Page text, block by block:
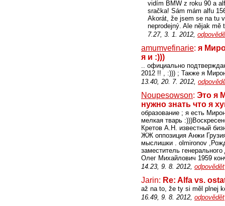
vidím BMW z roku 90 a
sračka! Sám mám alfu
Akorát, že jsem se na tu
neprodejný. Ale nějak mě
7.27, 3. 1. 2012,
amumvefinarie: я
я и :)))
.. официально
2012 !! , :))) ; Также я
13.40, 20. 7. 2012,
Noupesowson: Это я
нужно знать что я
образование ; я есть
мелкая тварь
Кретов А.Н. известный
ЖЖ оппозиция Анжи
мыслишки . olmironov
заместитель
Олег Михайлович 1959
14.23, 9. 8. 2012, odpovědět
Jarin: Re: Alfa vs.
až na to, že ty si měl plnej
16.49, 9. 8. 2012, odpovědět